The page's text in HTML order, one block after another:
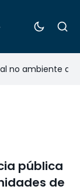
ambiente de
pública
de